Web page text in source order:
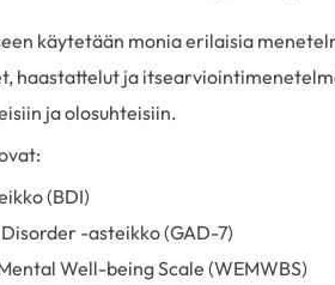
käytetään monia erilaisia
haastattelut ja
ja olosuhteisiin.
(BDI)
-asteikko (GAD-7)
Well-being Scale (WEMWBS)